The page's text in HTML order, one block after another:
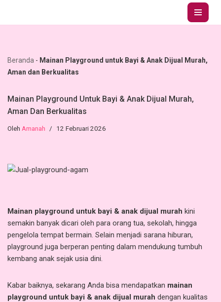
Lompat
Beranda - Mainan Playground untuk Bayi & Anak Dijual Murah,
Aman dan Berkualitas
Mainan Playground Untuk Bayi & Anak Dijual Murah,
Aman Dan Berkualitas
Oleh Amanah 12 Februari 2026
Mainan playground untuk bayi & anak dijual murah kini
semakin banyak dicari oleh para orang tua, sekolah, hingga
pengelola tempat bermain. Selain menjadi sarana hiburan,
playground juga berperan penting dalam mendukung tumbuh
kembang anak sejak usia dini.
Kabar baiknya, sekarang Anda bisa mendapatkan mainan
playground untuk bayi & anak dijual murah dengan kualitas